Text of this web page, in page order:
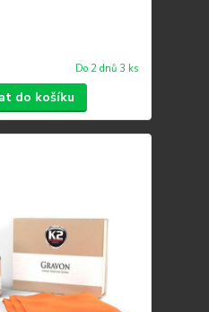
Do 2 dnů 3 ks
do košíku